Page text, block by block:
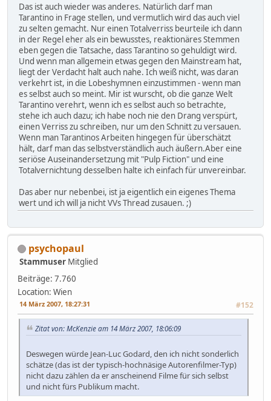
Das ist auch wieder was anderes. Natürlich darf man
Tarantino in Frage stellen, und vermutlich wird das auch viel
zu selten gemacht. Nur einen Totalverriss beurteile ich dann
in der Regel eher als ein bewusstes, reaktionäres Stemmen
eben gegen die Tatsache, dass Tarantino so gehuldigt wird.
Und wenn man allgemein etwas gegen den Mainstream hat,
liegt der Verdacht halt auch nahe. Ich weiß nicht, was daran
verkehrt ist, in die Lobeshymnen einzustimmen - wenn man
es selbst auch so meint. Mir ist wurscht, ob die ganze Welt
Tarantino verehrt, wenn ich es selbst auch so betrachte,
stehe ich auch dazu; ich habe noch nie den Drang verspürt,
einen Verriss zu schreiben, nur um den Schnitt zu versauen.
Wenn man Tarantinos Arbeiten hingegen für überschätzt
hält, darf man das selbstverständlich auch äußern.Aber eine
seriöse Auseinandersetzung mit "Pulp Fiction" und eine
Totalvernichtung desselben halte ich einfach für unvereinbar.
Das aber nur nebenbei, ist ja eigentlich ein eigenes Thema
wert und ich will ja nicht VVs Thread zusauen. ;)
psychopaul
Stammuser Mitglied
Beiträge: 7.760
Location: Wien
14 März 2007, 18:27:31 #152
Zitat von: McKenzie am 14 März 2007, 18:06:09
Deswegen würde Jean-Luc Godard, den ich nicht sonderlich
schätze (das ist der typisch-hochnäsige Autorenfilmer-Typ)
nicht dazu zählen da er anscheinend Filme für sich selbst
und nicht fürs Publikum macht.